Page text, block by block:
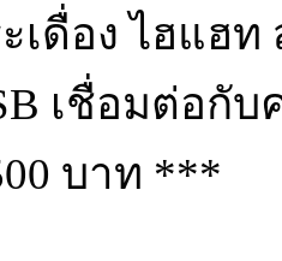
เดื่อง ไฮแฮ
เชื่อมต่อกับ
บาท ***